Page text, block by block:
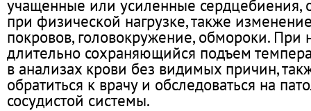
учащенные или усиленные сердцебиения,
при физической нагрузке, также
покровов, головокружение, обмороки. При
длительно сохраняющийся подъем
в анализах крови без видимых причин,
обратиться к врачу и обследоваться на
сосудистой системы.